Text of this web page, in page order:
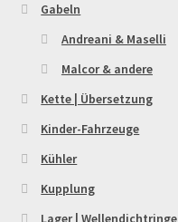
TOPstrecken
POLITICA DE COOKIES
Rennserien-Veranstalter
Gabeln
Andreani & Maselli
Malcor & andere
Kette | Übersetzung
Kinder-Fahrzeuge
Kühler
Kupplung
Lager | Wellendichtringe